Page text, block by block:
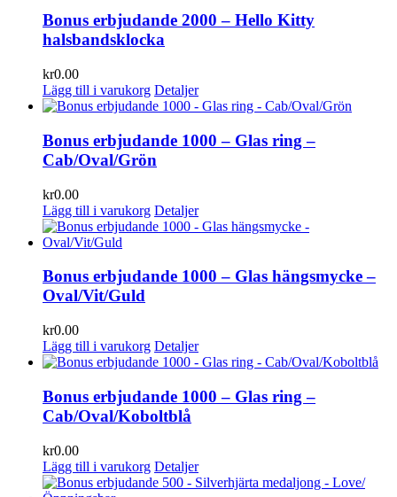
Bonus erbjudande 2000 – Hello Kitty
halsbandsklocka
kr0.00
Lägg till i varukorg Detaljer
Bonus erbjudande 1000 – Glas ring –
Cab/Oval/Grön
kr0.00
Lägg till i varukorg Detaljer
Bonus erbjudande 1000 – Glas hängsmycke –
Oval/Vit/Guld
kr0.00
Lägg till i varukorg Detaljer
Bonus erbjudande 1000 – Glas ring –
Cab/Oval/Koboltblå
kr0.00
Lägg till i varukorg Detaljer